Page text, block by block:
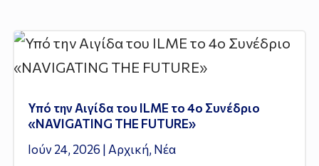
Υπό την Αιγίδα του ILME το 4ο Συνέδριο
«NAVIGATING THE FUTURE»
Ιούν 24, 2026 | Αρχική, Νέα